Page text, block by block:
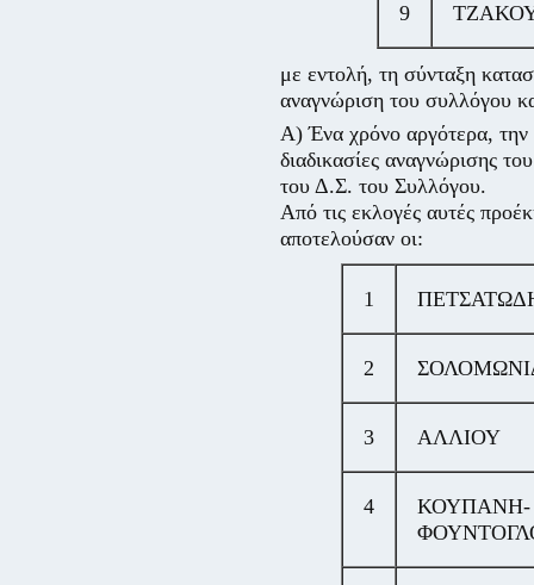
9
με εντολή, τη σύνταξη
αναγνώριση του συλλόγου
Α) Ένα χρόνο αργότερα, την
διαδικασίες αναγνώρισης
του Δ.Σ. του Συλλόγου.
Από τις εκλογές αυτές
αποτελούσαν οι:
1
2
3 ΑΛΛΙΟΥ
4
ΚΟΥΠΑΝΗ-